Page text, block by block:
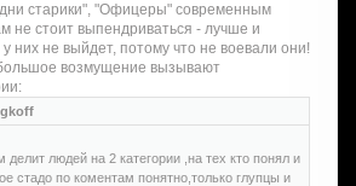
старики", "Офицеры" современным
не стоит выпендриваться - лучше и
них не выйдет, потому что не воевали они!
возмущение вызывают
делит людей на 2 категории ,на тех кто понял и
стадо по коментам понятно,только глупцы и